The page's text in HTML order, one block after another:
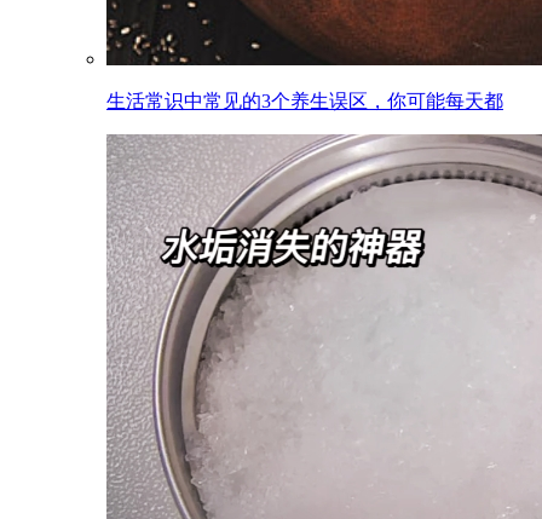
生活常识中常见的3个养生误区，你可能每天都